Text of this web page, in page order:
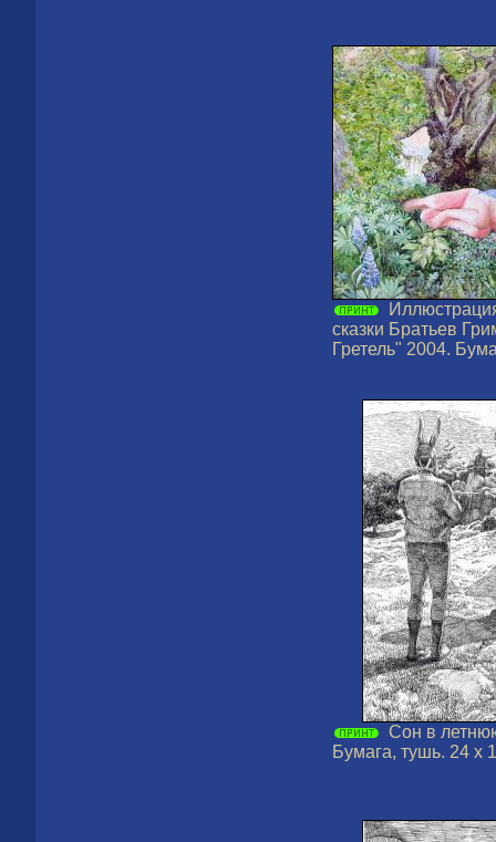
сказки Братьев
Гретель" 2004.
Сон в
Бумага, тушь. 24 х